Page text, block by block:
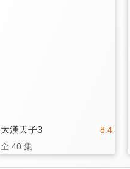
8.4
大漢天子3
全 40 集